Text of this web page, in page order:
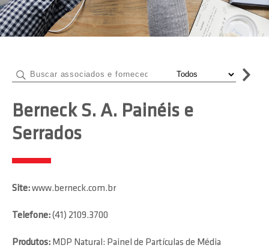
Berneck S. A. Painéis e
Serrados
Site:www.berneck.com.br
Telefone:(41) 2109.3700
Produtos: MDP Natural: Painel de Partículas de Média